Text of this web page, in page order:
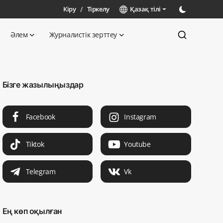
Кіру / Тіркелу Қазақ тілі
Әлем Журналистік зерттеу
Бізге жазылыңыздар
Facebook Instagram
Tiktok Youtube
Telegram Vk
Ең көп оқылған